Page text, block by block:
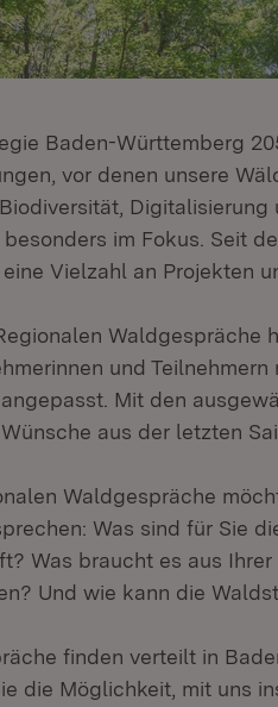
Baden-Württemberg
vor denen unsere
im Fokus. Seit
Vielzahl an Projekten
Waldgespräche
und
Mit den
aus der letzten
Waldgespräche
Was sind für Sie
Was braucht es aus
Und wie kann die
finden verteilt in
die Möglichkeit, mit uns